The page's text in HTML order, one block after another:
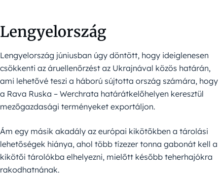
Lengyelország
Lengyelország júniusban úgy döntött, hogy ideiglenesen
csökkenti az áruellenőrzést az Ukrajnával közös határán,
ami lehetővé teszi a háború sújtotta ország számára, hogy
a Rava Ruska – Werchrata határátkelőhelyen keresztül
mezőgazdasági terményeket exportáljon.
Ám egy másik akadály az európai kikötőkben a tárolási
lehetőségek hiánya, ahol több tízezer tonna gabonát kell a
kikötői tárolókba elhelyezni, mielőtt később teherhajókra
rakodhatnának.